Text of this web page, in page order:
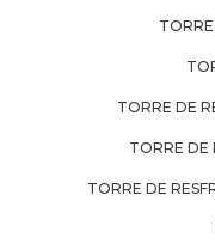
TORRE DE
TORRE DE
TORRE DE